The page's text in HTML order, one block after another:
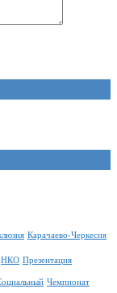
Карачаево-Черкесия
НКО Презентация
Чемпионат